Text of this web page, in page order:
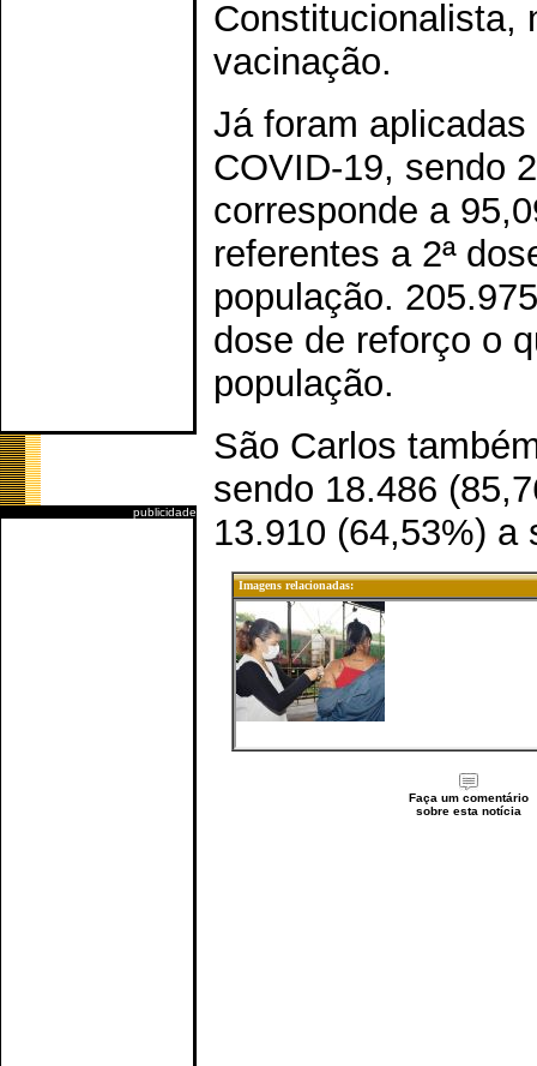
publicidade
Constitucionalista,
vacinação.
Já foram
COVID-19, sendo
corresponde a
referentes a 2ª
população.
dose de reforço o
população.
São Carlos
sendo 18.486
13.910 (64,53%) a
Imagens relacionadas:
Faça um comentário
sobre esta notícia